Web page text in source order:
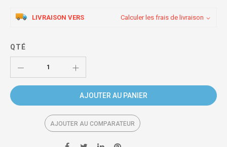
LIVRAISON VERS Calculer les frais de livraison
QTÉ
AJOUTER AU PANIER
AJOUTER AU COMPARATEUR